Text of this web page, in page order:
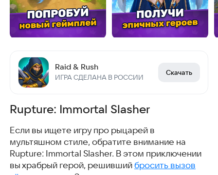
Raid & Rush
ИГРА СДЕЛАНА В РОССИИ
Скачать
Rupture: Immortal Slasher
Если вы ищете игру про рыцарей в
мультяшном стиле, обратите внимание на
Rupture: Immortal Slasher. В этом приключении
вы храбрый герой, решивший бросить вызов